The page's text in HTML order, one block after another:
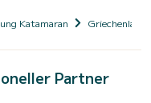
Katamaran Griechenland
Partner